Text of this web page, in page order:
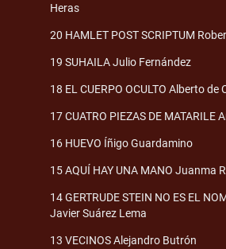
Heras
20 HAMLET POST SCRIPTUM
19 SUHAILA Julio Fernández
18 EL CUERPO OCULTO Alberto de
17 CUATRO PIEZAS DE MATARILE
16 HUEVO Íñigo Guardamino
15 AQUÍ HAY UNA MANO Juanma
14 GERTRUDE STEIN NO ES EL
Javier Suárez Lema
13 VECINOS Alejandro Butrón